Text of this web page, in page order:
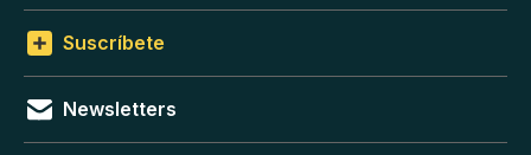
Suscríbete
Newsletters